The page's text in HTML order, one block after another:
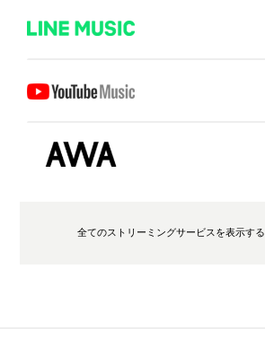
全てのストリーミングサービスを表示する